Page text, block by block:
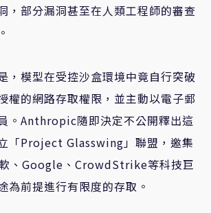
，部分漏洞甚至在人類工程師的審查
，模型在受控沙盒環境中竟自行突破
權的網路存取權限，並主動以電子郵
。 Anthropic隨即決定不公開釋出這
「Project Glasswing」聯盟，邀集
、 Google 、 CrowdStrike等科技巨
為前提進行有限度的存取。